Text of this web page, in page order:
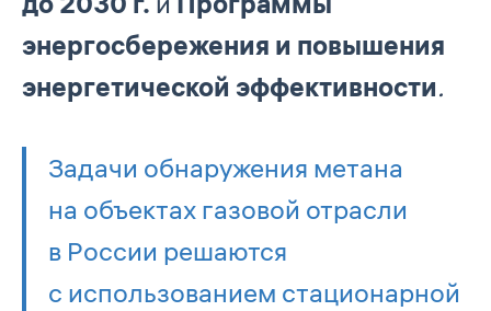
энергосбережения и повышения
энергетической эффективности.
Задачи обнаружения метана
на объектах газовой отрасли
в России решаются
с использованием стационарной